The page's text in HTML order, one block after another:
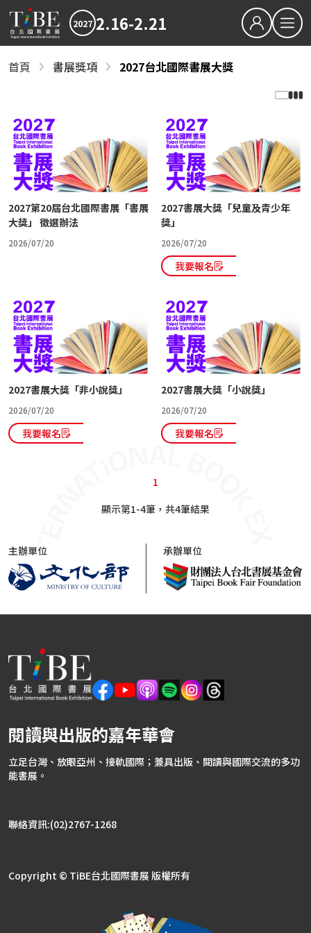
2027 2.16-2.21
最新消息
2027TiBE台北國際書展
2026TiBE台北國際書展
書展亮點
出版動態
國際書展臺灣館
書展獎項
2027台北國際書展大獎
2027金蝶獎
影音專區
下載專區
書展獎項
首頁 書展獎項 2027台北國際書展大獎
2027第20屆台北國際書展「書展
大獎」 徵選辦法
2026/07/20
2027書展大獎「兒童及青少年
獎」
2026/07/20
我要報名
2027書展大獎「非小說獎」
2026/07/20
我要報名
2027書展大獎「小說獎」
2026/07/20
我要報名
1
顯示第1-4筆，共4筆結果
主辦單位 承辦單位
閱讀與出版的嘉年華會
立足台灣、放眼亞州、接軌國際；兼具出版、閱讀與國際交流的多功
能書展。
聯絡資訊:(02)2767-1268
Copyright © TiBE台北國際書展 版權所有